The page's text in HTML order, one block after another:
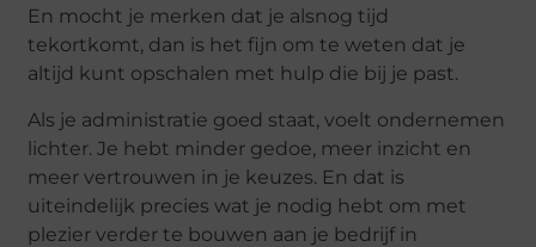
En mocht je merken dat je alsnog tijd
tekortkomt, dan is het fijn om te weten dat je
altijd kunt opschalen met hulp die bij je past.
Als je administratie goed staat, voelt ondernemen
lichter. Je hebt minder gedoe, meer inzicht en
meer vertrouwen in je keuzes. En dat is
uiteindelijk precies wat je nodig hebt om met
plezier verder te bouwen aan je bedrijf in